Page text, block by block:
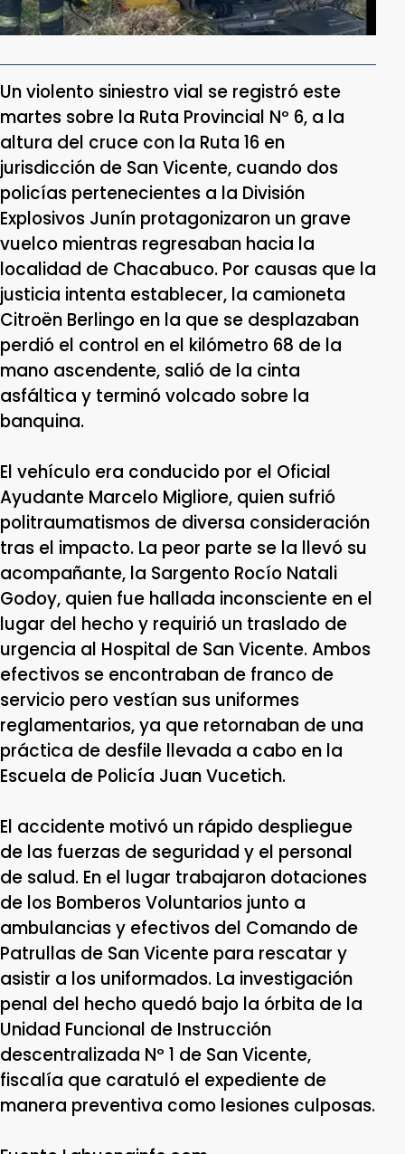
Un violento siniestro vial se registró este
martes sobre la Ruta Provincial Nº 6, a la
altura del cruce con la Ruta 16 en
jurisdicción de San Vicente, cuando dos
policías pertenecientes a la División
Explosivos Junín protagonizaron un grave
vuelco mientras regresaban hacia la
localidad de Chacabuco. Por causas que la
justicia intenta establecer, la camioneta
Citroën Berlingo en la que se desplazaban
perdió el control en el kilómetro 68 de la
mano ascendente, salió de la cinta
asfáltica y terminó volcado sobre la
banquina.
El vehículo era conducido por el Oficial
Ayudante Marcelo Migliore, quien sufrió
politraumatismos de diversa consideración
tras el impacto. La peor parte se la llevó su
acompañante, la Sargento Rocío Natali
Godoy, quien fue hallada inconsciente en el
lugar del hecho y requirió un traslado de
urgencia al Hospital de San Vicente. Ambos
efectivos se encontraban de franco de
servicio pero vestían sus uniformes
reglamentarios, ya que retornaban de una
práctica de desfile llevada a cabo en la
Escuela de Policía Juan Vucetich.
El accidente motivó un rápido despliegue
de las fuerzas de seguridad y el personal
de salud. En el lugar trabajaron dotaciones
de los Bomberos Voluntarios junto a
ambulancias y efectivos del Comando de
Patrullas de San Vicente para rescatar y
asistir a los uniformados. La investigación
penal del hecho quedó bajo la órbita de la
Unidad Funcional de Instrucción
descentralizada Nº 1 de San Vicente,
fiscalía que caratuló el expediente de
manera preventiva como lesiones culposas.